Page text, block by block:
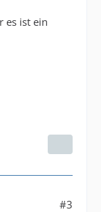
es ist ein
#3